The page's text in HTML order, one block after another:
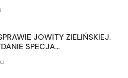
JOWITY ZIELIŃSKIEJ.
SPECJA...